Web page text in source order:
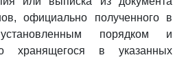
официально полученного в
порядком и
хранящегося в указанных